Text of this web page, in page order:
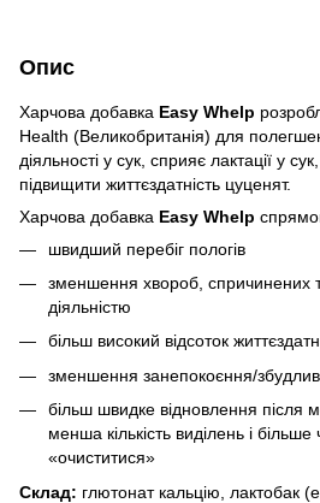
Опис
Харчова добавка Easy Whelp
Health (Великобританія) для
діяльності у сук, сприяє лактації у
підвищити життєздатність цуценят.
Харчова добавка Easy Whelp
швидший перебіг пологів
зменшення хвороб, спричинених
діяльністю
більш високий відсоток
зменшення занепокоєння/
більш швидке відновлення після
менша кількість виділень і
«очиститися»
Склад: глютонат кальцію, лактобак